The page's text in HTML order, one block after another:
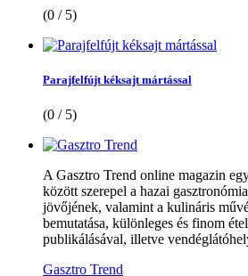
(0 / 5)
Parajfelfújt kéksajt mártással
(0 / 5)
A Gasztro Trend online magazin
között szerepel a hazai
jövőjének, valamint a kulináris
bemutatása, különleges és finom
publikálásával, illetve
Gasztro Trend